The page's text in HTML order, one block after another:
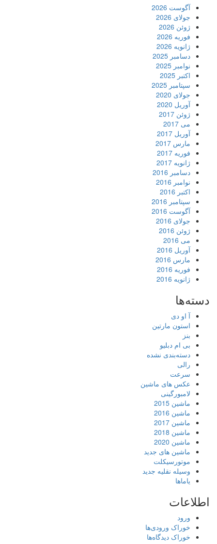
آگوست 2026
جولای 2026
ژوئن 2026
فوریه 2026
ژانویه 2026
دسامبر 2025
نوامبر 2025
اکتبر 2025
سپتامبر 2025
جولای 2020
آوریل 2020
ژوئن 2017
می 2017
آوریل 2017
مارس 2017
فوریه 2017
ژانویه 2017
دسامبر 2016
نوامبر 2016
اکتبر 2016
سپتامبر 2016
آگوست 2016
جولای 2016
ژوئن 2016
می 2016
آوریل 2016
مارس 2016
فوریه 2016
ژانویه 2016
دسته‌ها
آ او دی
استون مارتین
بنز
بی ام دبلیو
دسته‌بندی نشده
رالی
سرعت
عکس های ماشین
لامبورگینی
ماشین 2015
ماشین 2016
ماشین 2017
ماشین 2018
ماشین 2020
ماشین های جدید
موتورسیکلت
وسیله نقلیه جدید
یاماها
اطلاعات
ورود
خوراک ورودی‌ها
خوراک دیدگاه‌ها